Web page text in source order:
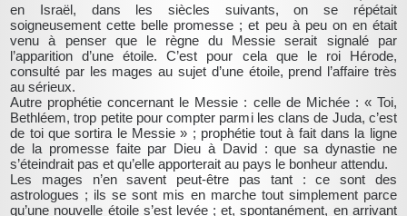
en Israël, dans les siècles suivants, on se répétait
soigneusement cette belle promesse ; et peu à peu on en était
venu à penser que le règne du Messie serait signalé par
l’apparition d’une étoile. C’est pour cela que le roi Hérode,
consulté par les mages au sujet d’une étoile, prend l’affaire très
au sérieux.
Autre prophétie concernant le Messie : celle de Michée : « Toi,
Bethléem, trop petite pour compter parmi les clans de Juda, c’est
de toi que sortira le Messie » ; prophétie tout à fait dans la ligne
de la promesse faite par Dieu à David : que sa dynastie ne
s’éteindrait pas et qu’elle apporterait au pays le bonheur attendu.
Les mages n’en savent peut-être pas tant : ce sont des
astrologues ; ils se sont mis en marche tout simplement parce
qu’une nouvelle étoile s’est levée ; et, spontanément, en arrivant